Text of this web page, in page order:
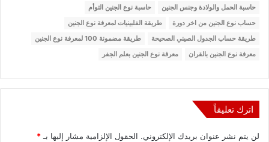
حاسبة الحمل والولادة وجنس الجنين
حاسبة نوع الجنين التوأم
حساب نوع الجنين من اخر دورة
طريقة الفلبينيات لمعرفة نوع الجنين
طريقة حساب الجدول الصيني الصحيحة
طريقة مضمونة 100 لمعرفة نوع الجنين
معرفة نوع الجنين بالقران
معرفة نوع الجنين بعلم الجفر
اترك تعليقاً
لن يتم نشر عنوان بريدك الإلكتروني. الحقول الإلزامية مشار إليها بـ*